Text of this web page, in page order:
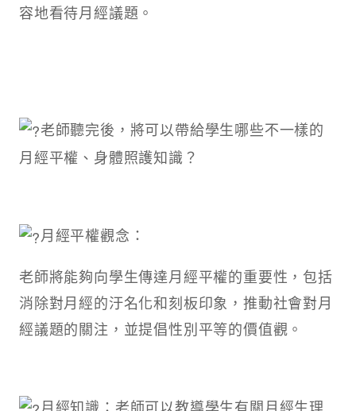
容地看待月經議題。
老師聽完後，將可以帶給學生哪些不一樣的
月經平權、身體照護知識？
月經平權觀念：
老師將能夠向學生傳達月經平權的重要性，包括
消除對月經的汙名化和刻板印象，推動社會對月
經議題的關注，並提倡性別平等的價值觀。
月經知識：老師可以教導學生有關月經生理